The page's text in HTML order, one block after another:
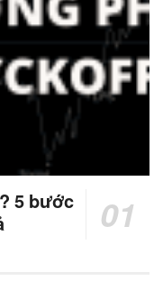
5 bước